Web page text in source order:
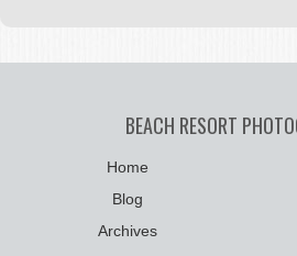
BEACH RESORT
Home
Blog
Archives